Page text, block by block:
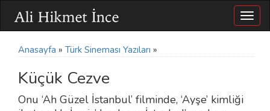
Anasayfa » Türk Sineması Yazıları »
Küçük Cezve
Onu ‘Ah Güzel İstanbul’ filminde, ‘Ayşe’ kimliği